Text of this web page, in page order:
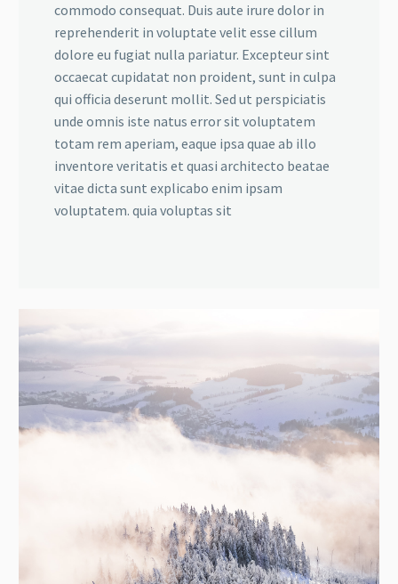
commodo consequat. Duis aute irure dolor in
reprehenderit in voluptate velit esse cillum
dolore eu fugiat nulla pariatur. Excepteur sint
occaecat cupidatat non proident, sunt in culpa
qui officia deserunt mollit. Sed ut perspiciatis
unde omnis iste natus error sit voluptatem
totam rem aperiam, eaque ipsa quae ab illo
inventore veritatis et quasi architecto beatae
vitae dicta sunt explicabo enim ipsam
voluptatem. quia voluptas sit